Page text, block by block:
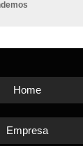
Home
Empresa